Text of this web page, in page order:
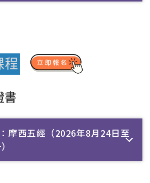
書
摩西五經（2026年8月24日至